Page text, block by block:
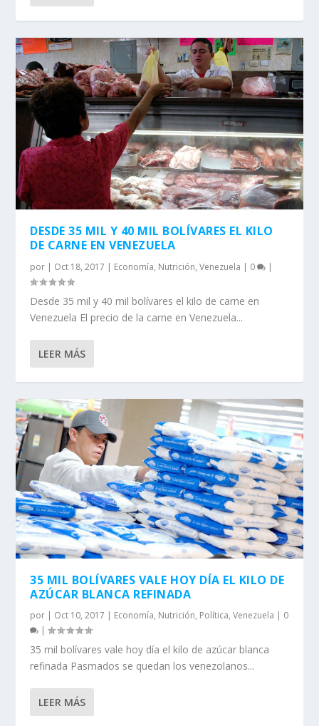
DESDE 35 MIL Y 40 MIL BOLÍVARES EL KILO
DE CARNE EN VENEZUELA
por | Oct 18, 2017 | Economía, Nutrición,Venezuela | 0 |
Desde 35 mil y 40 mil bolívares el kilo de carne en
Venezuela El precio de la carne en Venezuela...
LEER MÁS
35 MIL BOLÍVARES VALE HOY DÍA EL KILO DE
AZÚCAR BLANCA REFINADA
por | Oct 10, 2017 | Economía, Nutrición, Política,Venezuela | 0
|
35 mil bolívares vale hoy día el kilo de azúcar blanca
refinada Pasmados se quedan los venezolanos...
LEER MÁS